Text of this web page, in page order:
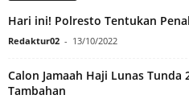
Hari ini! Polresto Tentukan
Redaktur02 - 13/10/2022
Calon Jamaah Haji Lunas Tunda
Tambahan